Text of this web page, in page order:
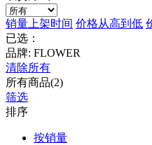
销量 上架时间 价格从高到低
已选：
品牌: FLOWER
清除所有
所有商品(2)
筛选
排序
按销量